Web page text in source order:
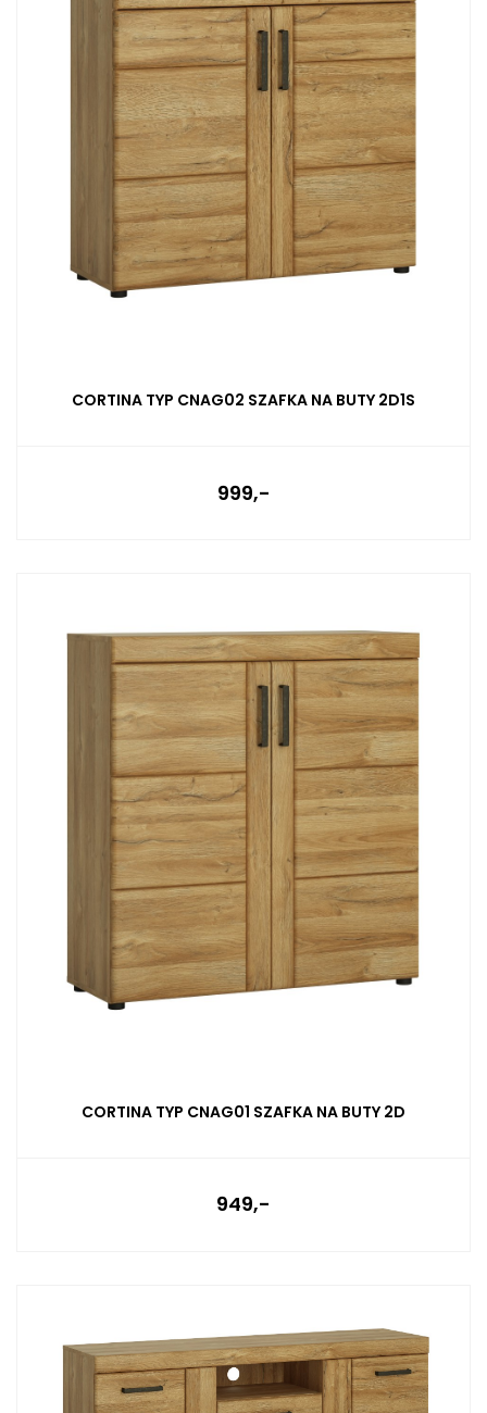
CORTINA TYP CNAG02 SZAFKA NA BUTY 2D1S
999,-
CORTINA TYP CNAG01 SZAFKA NA BUTY 2D
949,-